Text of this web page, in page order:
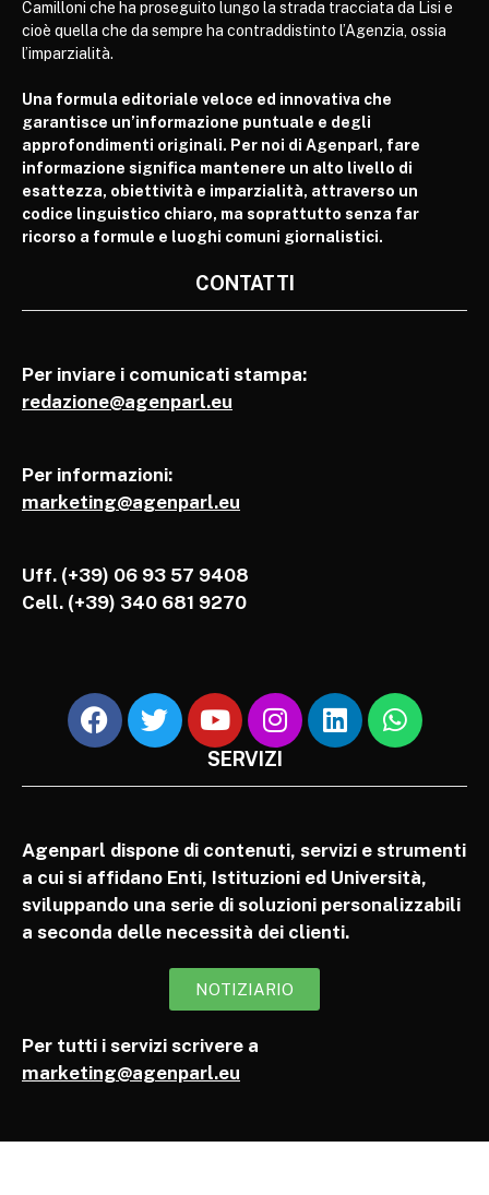
Camilloni che ha proseguito lungo la strada tracciata da Lisi e
cioè quella che da sempre ha contraddistinto l’Agenzia, ossia
l’imparzialità.
Una formula editoriale veloce ed innovativa che
garantisce un’informazione puntuale e degli
approfondimenti originali. Per noi di Agenparl, fare
informazione significa mantenere un alto livello di
esattezza, obiettività e imparzialità, attraverso un
codice linguistico chiaro, ma soprattutto senza far
ricorso a formule e luoghi comuni giornalistici.
CONTATTI
Per inviare i comunicati stampa:
redazione@agenparl.eu
Per informazioni:
marketing@agenparl.eu
Uff. (+39) 06 93 57 9408
Cell. (+39) 340 681 9270
SERVIZI
Agenparl dispone di contenuti, servizi e strumenti
a cui si affidano Enti, Istituzioni ed Università,
sviluppando una serie di soluzioni personalizzabili
a seconda delle necessità dei clienti.
NOTIZIARIO
Per tutti i servizi scrivere a
marketing@agenparl.eu